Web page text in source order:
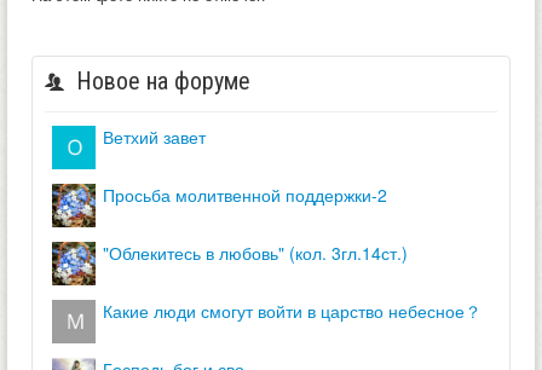
Новое на форуме
ветхий завет
просьба молитвенной поддержки-2
"облекитесь в любовь" (кол. 3гл.14ст.)
какие люди смогут войти в царство небесное？